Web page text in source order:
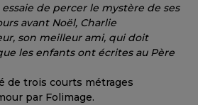
de percer le mystère de ses
avant Noël, Charlie
son meilleur ami, qui doit
les enfants ont écrites au Père
de trois courts métrages
par Folimage.